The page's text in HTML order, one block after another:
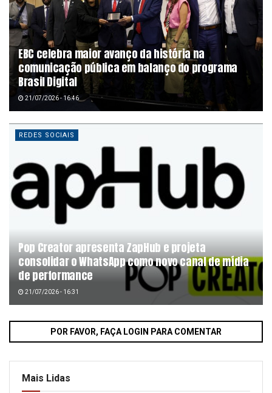
EBC celebra maior avanço da história na
comunicação pública em balanço do programa
Brasil Digital
21/07/2026 - 16:46
REDES SOCIAIS
Pop Creator apresenta ZapHub e projeta
consolidar o WhatsApp como novo canal de mídia
de performance
21/07/2026 - 16:31
POR FAVOR, FAÇA LOGIN PARA COMENTAR
Mais Lidas